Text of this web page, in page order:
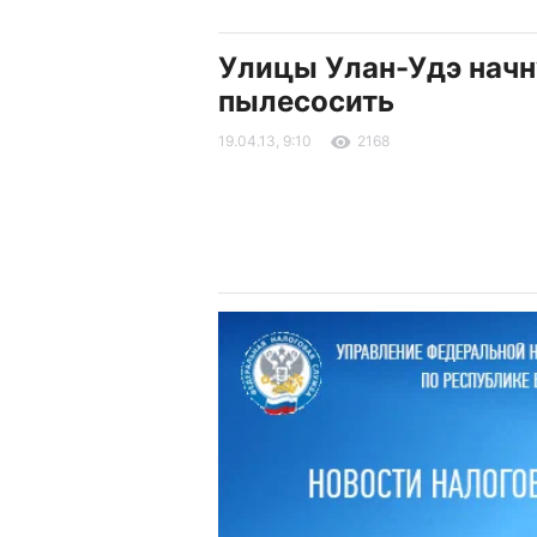
Улицы Улан-Удэ
пылесосить
19.04.13, 9:10 2168